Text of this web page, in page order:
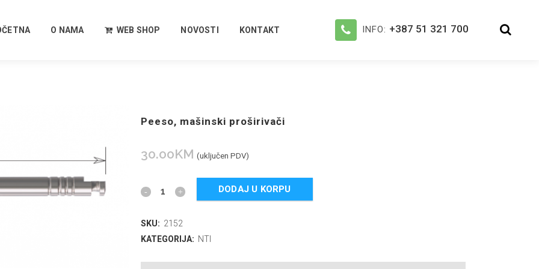
INFO: +387 51 321 700
O NAMA WEB SHOP NOVOSTI KONTAKT
Peeso, mašinski proširivači
30.00KM (uključen PDV)
DODAJ U KORPU
SKU: 2152
KATEGORIJA: NTI